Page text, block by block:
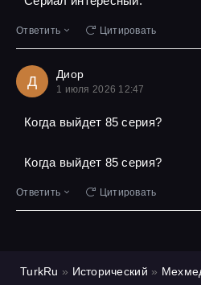
Ответить Цитировать
Д Диор
1 июля 2026 12:47
Когда выйдет 85 серия?
Когда выйдет 85 серия?
Ответить Цитировать
TurkRu » Исторический »